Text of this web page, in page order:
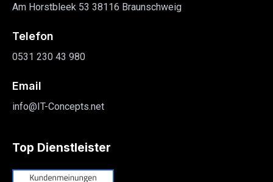
Am Horstbleek 53 38116 Braunschweig
Telefon
0531 230 43 980
Email
info@IT-Concepts.net
Top Dienstleister